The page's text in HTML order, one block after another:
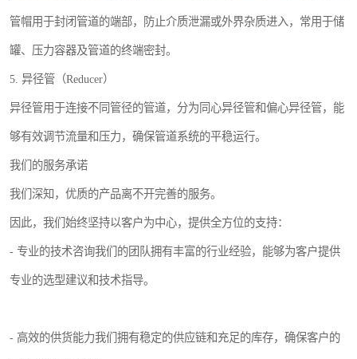
管帽用于封闭管道的端部，防止介质泄漏或外界杂质进入，常用于储
罐、压力容器及管道的终端密封。
5. 异径管（Reducer）
异径管用于连接不同管径的管道，分为同心异径管和偏心异径管，能
够有效调节流量和压力，确保管道系统的平稳运行。
我们的服务承诺
我们深知，优质的产品离不开完善的服务。
因此，我们始终坚持以客户为中心，提供全方位的支持：
- 专业的技术咨询我们的团队拥有丰富的行业经验，能够为客户提供
专业的选型建议和技术指导。
- 高效的供货能力我们拥有稳定的供应链和充足的库存，确保客户的